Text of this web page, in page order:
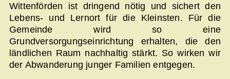
Wittenförden ist dringend nötig und sichert den
Lebens- und Lernort für die Kleinsten. Für die
Gemeinde wird so eine
Grundversorgungseinrichtung erhalten, die den
ländlichen Raum nachhaltig stärkt. So wirken wir
der Abwanderung junger Familien entgegen.